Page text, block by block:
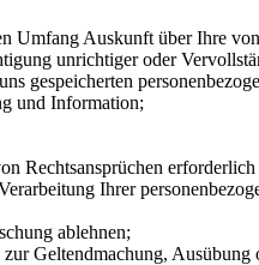
Auskunft über Ihre
unrichtiger oder
gespeicherten
und Information;
Rechtsansprüchen erforderlich
Ihrer
ablehnen;
Geltendmachung,